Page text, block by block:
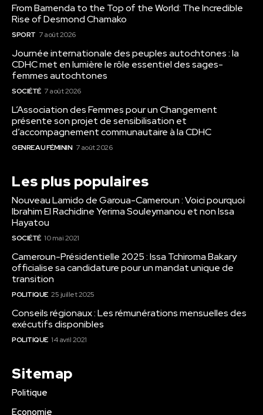
From Bamenda to the Top of the World: The Incredible
Rise of Desmond Chamako
SPORT 7 août 2026
Journée internationale des peuples autochtones : la
CDHC met en lumière le rôle essentiel des sages-
femmes autochtones
SOCIÉTÉ 7 août 2026
L’Association des Femmes pour un Changement
présente son projet de sensibilisation et
d’accompagnement communautaire à la CDHC
GENRE AU FÉMININ 7 août 2026
Les plus populaires
Nouveau Lamido de Garoua-Cameroun : Voici pourquoi
Ibrahim El Rachidine Yerima Souleymanou et non Issa
Hayatou
SOCIÉTÉ 10 mai 2021
Cameroun-Présidentielle 2025 : Issa Tchiroma Bakary
officialise sa candidature pour un mandat unique de
transition
POLITIQUE 25 juillet 2025
Conseils régionaux : Les rémunérations mensuelles des
exécutifs disponibles
POLITIQUE 14 avril 2021
Sitemap
Politique
Economie